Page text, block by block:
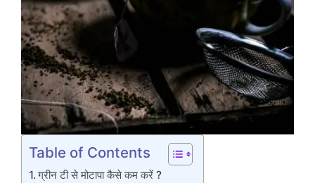
Table of Contents
ग्रीन टी से मोटापा कैसे कम करें ?